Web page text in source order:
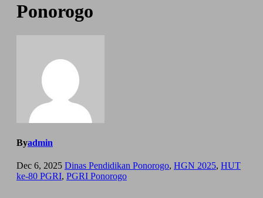
Ponorogo
Byadmin
Dec 6, 2025 Dinas Pendidikan Ponorogo, HGN 2025, HUT
ke-80 PGRI, PGRI Ponorogo